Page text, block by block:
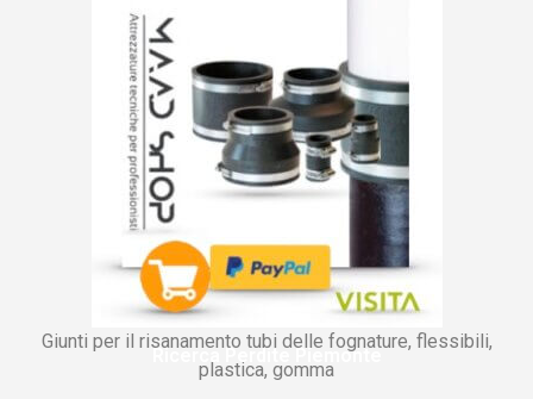
Giunti per il risanamento tubi delle fognature, flessibili,
plastica, gomma
Ricerca Perdite Piemonte